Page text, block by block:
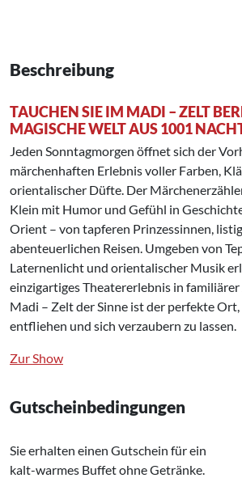
Beschreibung
TAUCHEN SIE IM MADI – ZELT
MAGISCHE WELT AUS 1001
Jeden Sonntagmorgen öffnet sich der
märchenhaften Erlebnis voller Farben,
orientalischer Düfte. Der
Klein mit Humor und Gefühl in
Orient – von tapferen Prinzessinnen,
abenteuerlichen Reisen. Umgeben von
Laternenlicht und orientalischer Musik
einzigartiges Theatererlebnis in
Madi – Zelt der Sinne ist der perfekte
entfliehen und sich verzaubern zu lassen.
Zur Show
Gutscheinbedingungen
Sie erhalten einen Gutschein für ein
kalt-warmes Buffet ohne Getränke.